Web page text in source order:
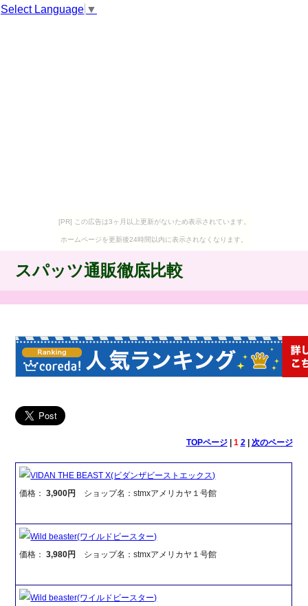
Select Language ▼
[PR] この広告は3ヶ月以上更新がないため表示されています。
ホームページを更新後24時間以内に表示されなくなります。
スパッツ通販徹底比較
TOPページ| 1 2| 次のページ
VIDAN THE BEAST X(ビダンザビーストエックス)
価格：3,900円 ショップ名：stmxアメリカヤ１号館
Wild beaster(ワイルドビースター)
価格：3,980円 ショップ名：stmxアメリカヤ１号館
Wild beaster(ワイルドビースター)